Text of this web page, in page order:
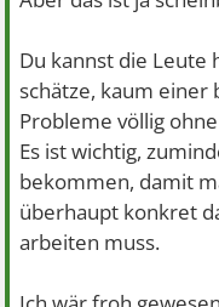
Du kannst die Leute
schätze, kaum einer
Probleme völlig
Es ist wichtig,
bekommen, damit
überhaupt konkret
arbeiten muss.